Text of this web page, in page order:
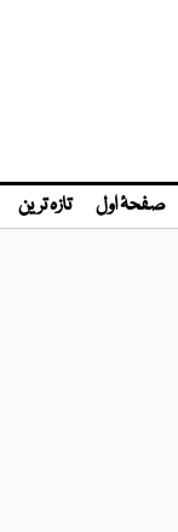
صفحۂ اول تازہ ترین